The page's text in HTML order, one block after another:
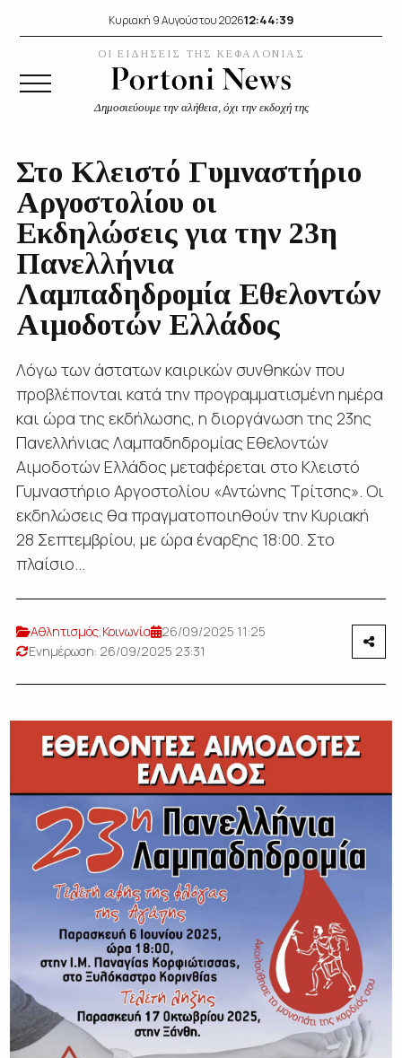
Κυριακή 9 Αυγούστου 202612:44:40
ΟΙ ΕΙΔΗΣΕΙΣ ΤΗΣ ΚΕΦΑΛΟΝΙΑΣ
Δημοσιεύουμε την αλήθεια, όχι την εκδοχή της
Στο Κλειστό Γυμναστήριο
Αργοστολίου οι
Εκδηλώσεις για την 23η
Πανελλήνια
Λαμπαδηδρομία Εθελοντών
Αιμοδοτών Ελλάδος
Λόγω των άστατων καιρικών συνθηκών που
προβλέπονται κατά την προγραμματισμένη ημέρα
και ώρα της εκδήλωσης, η διοργάνωση της 23ης
Πανελλήνιας Λαμπαδηδρομίας Εθελοντών
Αιμοδοτών Ελλάδος μεταφέρεται στο Κλειστό
Γυμναστήριο Αργοστολίου «Αντώνης Τρίτσης». Οι
εκδηλώσεις θα πραγματοποιηθούν την Κυριακή
28 Σεπτεμβρίου, με ώρα έναρξης 18:00. Στο
πλαίσιο...
Αθλητισμός,Κοινωνία
26/09/2025 11:25
Ενημέρωση: 26/09/2025 23:31